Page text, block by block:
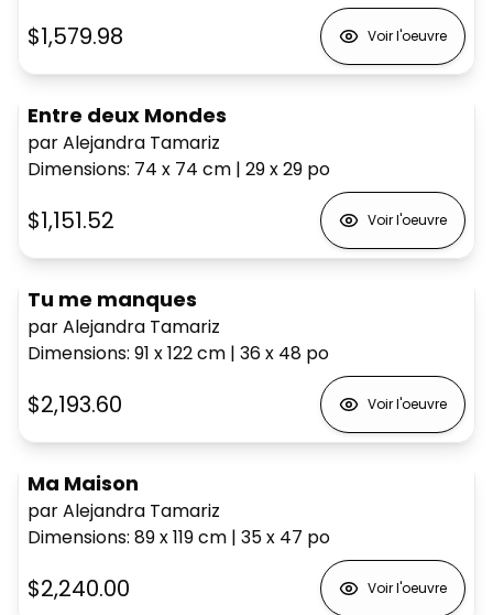
$1,579.98 Voir l'oeuvre
Entre deux Mondes
par Alejandra Tamariz
Dimensions: 74 x 74 cm | 29 x 29 po
$1,151.52 Voir l'oeuvre
Tu me manques
par Alejandra Tamariz
Dimensions: 91 x 122cm | 36 x 48 po
$2,193.60 Voir l'oeuvre
Ma Maison
par Alejandra Tamariz
Dimensions: 89 x 119cm | 35 x 47 po
$2,240.00 Voir l'oeuvre